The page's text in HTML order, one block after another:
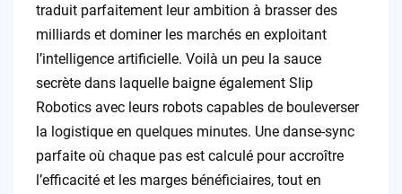
traduit parfaitement leur ambition à brasser des
milliards et dominer les marchés en exploitant
l’intelligence artificielle. Voilà un peu la sauce
secrète dans laquelle baigne également Slip
Robotics avec leurs robots capables de bouleverser
la logistique en quelques minutes. Une danse-sync
parfaite où chaque pas est calculé pour accroître
l’efficacité et les marges bénéficiaires, tout en